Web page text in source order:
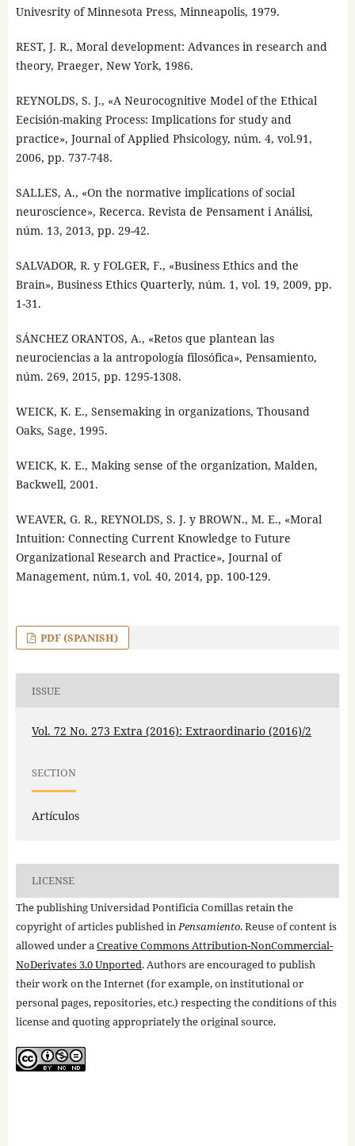
Univesrity of Minnesota Press, Minneapolis, 1979.
REST, J. R., Moral development: Advances in research and
theory, Praeger, New York, 1986.
REYNOLDS, S. J., «A Neurocognitive Model of the Ethical
Eecisión-making Process: Implications for study and
practice», Journal of Applied Phsicology, núm. 4, vol.91,
2006, pp. 737-748.
SALLES, A., «On the normative implications of social
neuroscience», Recerca. Revista de Pensament i Análisi,
núm. 13, 2013, pp. 29-42.
SALVADOR, R. y FOLGER, F., «Business Ethics and the
Brain», Business Ethics Quarterly, núm. 1, vol. 19, 2009, pp.
1-31.
SÁNCHEZ ORANTOS, A., «Retos que plantean las
neurociencias a la antropología filosófica», Pensamiento,
núm. 269, 2015, pp. 1295-1308.
WEICK, K. E., Sensemaking in organizations, Thousand
Oaks, Sage, 1995.
WEICK, K. E., Making sense of the organization, Malden,
Backwell, 2001.
WEAVER, G. R., REYNOLDS, S. J. y BROWN., M. E., «Moral
Intuition: Connecting Current Knowledge to Future
Organizational Research and Practice», Journal of
Management, núm.1, vol. 40, 2014, pp. 100-129.
PDF (SPANISH)
ISSUE
Vol. 72 No. 273 Extra (2016): Extraordinario (2016)/2
SECTION
Artículos
LICENSE
The publishing Universidad Pontificia Comillas retain the
copyright of articles published in Pensamiento. Reuse of content is
allowed under a Creative Commons Attribution-NonCommercial-
NoDerivates 3.0 Unported. Authors are encouraged to publish
their work on the Internet (for example, on institutional or
personal pages, repositories, etc.) respecting the conditions of this
license and quoting appropriately the original source.